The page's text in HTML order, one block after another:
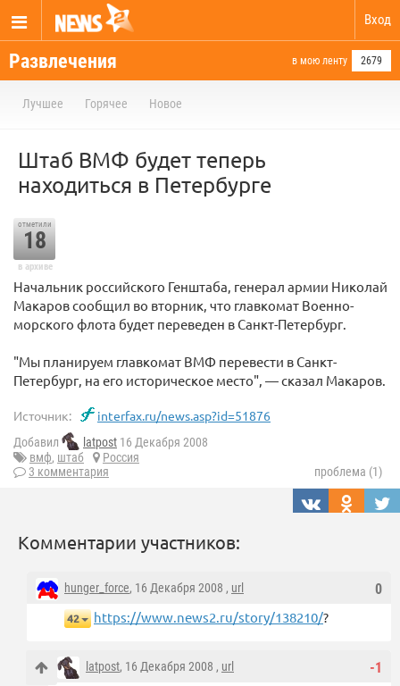
Вход
Развлечения в мою ленту 2679
Лучшее Горячее Новое
Штаб ВМФ будет теперь
находиться в Петербурге
отметили
18
в архиве
Начальник российского Генштаба, генерал армии Николай
Макаров сообщил во вторник, что главкомат Военно-
морского флота будет переведен в Санкт-Петербург.
"Мы планируем главкомат ВМФ перевести в Санкт-
Петербург, на его историческое место", — сказал Макаров.
Источник: interfax.ru/news.asp?id=51876
Добавил latpost 16 Декабря 2008
вмф, штаб
Россия
3 комментария
проблема (1)
Комментарии участников:
0
hunger_force, 16 Декабря 2008 , url
42 https://www.news2.ru/story/138210/?
-1
latpost, 16 Декабря 2008 , url